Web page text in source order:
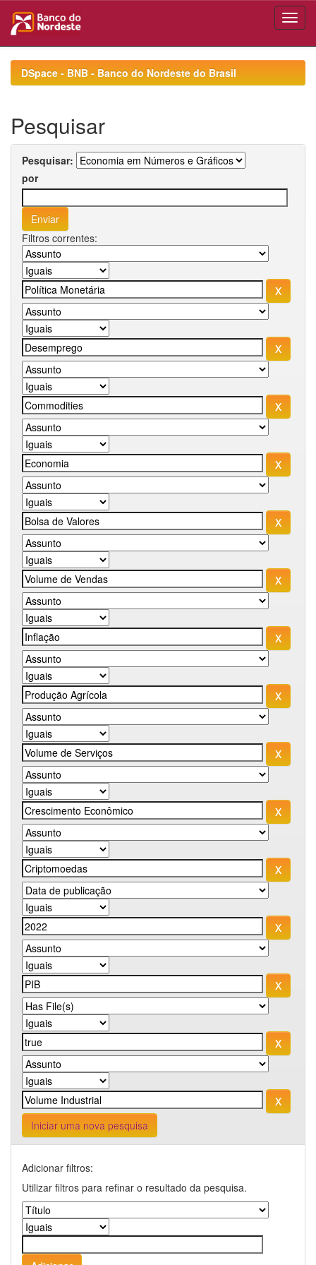
navigationDSpace - BNB - Banco do Nordeste do Brasil
Pesquisar
Pesquisar:
por
Filtros correntes:
Iniciar uma nova pesquisa
Adicionar filtros:
Utilizar filtros para refinar o resultado da pesquisa.